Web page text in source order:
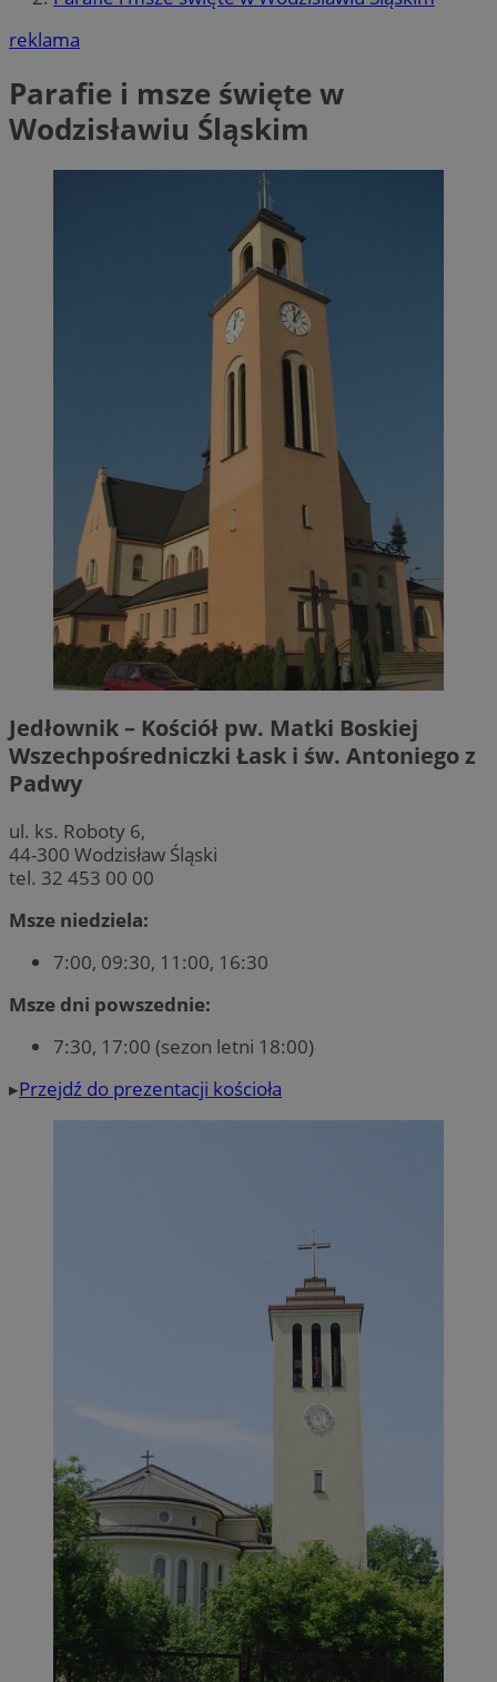
reklama
Parafie i msze święte w
Wodzisławiu Śląskim
Jedłownik – Kościół pw. Matki Boskiej
Wszechpośredniczki Łask i św. Antoniego z
Padwy
ul. ks. Roboty 6,
44-300 Wodzisław Śląski
tel. 32 453 00 00
Msze niedziela:
7:00, 09:30, 11:00, 16:30
Msze dni powszednie:
7:30, 17:00 (sezon letni 18:00)
▸Przejdź do prezentacji kościoła